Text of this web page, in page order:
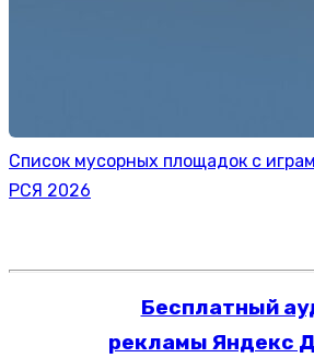
Список мусорных площадок с
РСЯ 2026
Бесплатный
рекламы Яндекс